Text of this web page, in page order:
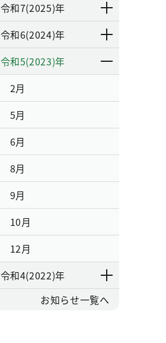
令和7(2025)年
令和6(2024)年
令和5(2023)年
2月
5月
6月
8月
9月
10月
12月
令和4(2022)年
お知らせ一覧へ